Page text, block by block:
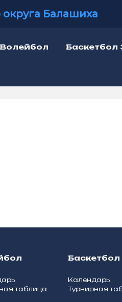
Балашиха
Волейбол Баскетбол
таблица
Баскетбол
Календарь
Турнирная